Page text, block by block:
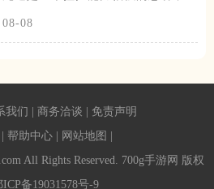
08-08
我们 | 商务洽谈 | 免责声明
| 帮助中心 | 网站地图 |
All Rights Reserved. 700g手游网 版权
ICP备19031578号-9